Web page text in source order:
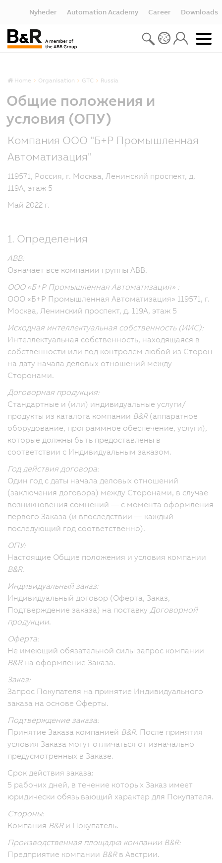
Nyheder Automation Academy Career Downloads
Home Organisation GTC Russia
Общие положения и
условия (ОПУ)
Компания ООО "Б+Р Промышленная
Автоматизация"
119571, Россия, г. Москва, Ленинский проспект, д.
119А, этаж 5
Май 2022 г.
1. Определения
ABB:
Означает все компании группы ABB.
ООО «Б+Р Промышленная Автоматизация» :
ООО «Б+Р Промышленная Автоматизация» 119571, г.
Москва, Ленинский проспект, д. 119А, этаж 5
Исходная интеллектуальная собственность (ИИС):
Интеллектуальная собственность, находящаяся в
собственности или под контролем любой из Сторон
на дату начала деловых отношений между
Сторонами.
Договорная продукция:
Стандартные и (или) индивидуальные услуги/
продукты из каталога компании B&R(аппаратное
оборудование, программное обеспечение, услуги),
которые должны быть предоставлены в
соответствии с Индивидуальным заказом.
Год действия договора:
Один год с даты начала деловых отношений
(заключения договора) между Сторонами, в случае
возникновения сомнений — с момента оформления
первого Заказа (и впоследствии — каждый
последующий год соответственно).
ОПУ:
Настоящие Общие положения и условия компании
B&R.
Индивидуальный заказ:
Индивидуальный договор (Оферта, Заказ,
Подтверждение заказа) на поставку Договорной
продукции.
Оферта:
Не имеющий обязательной силы запрос компании
B&Rна оформление Заказа.
Заказ:
Запрос Покупателя на принятие Индивидуального
заказа на основе Оферты.
Подтверждение заказа:
Принятие Заказа компанией B&R. После принятия
условия Заказа могут отличаться от изначально
предусмотренных в Заказе.
Срок действия заказа:
5 рабочих дней, в течение которых Заказ имеет
юридически обязывающий характер для Покупателя.
Стороны:
Компания B&Rи Покупатель.
Производственная площадка компании B&R:
Предприятие компании B&Rв Австрии.